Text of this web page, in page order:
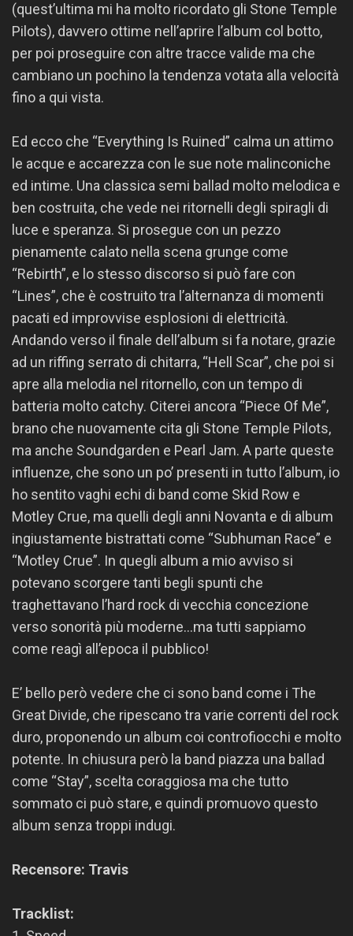
(quest’ultima mi ha molto ricordato gli Stone Temple
Pilots), davvero ottime nell’aprire l’album col botto,
per poi proseguire con altre tracce valide ma che
cambiano un pochino la tendenza votata alla velocità
fino a qui vista.
Ed ecco che “Everything Is Ruined” calma un attimo
le acque e accarezza con le sue note malinconiche
ed intime. Una classica semi ballad molto melodica e
ben costruita, che vede nei ritornelli degli spiragli di
luce e speranza. Si prosegue con un pezzo
pienamente calato nella scena grunge come
“Rebirth”, e lo stesso discorso si può fare con
“Lines”, che è costruito tra l’alternanza di momenti
pacati ed improvvise esplosioni di elettricità.
Andando verso il finale dell’album si fa notare, grazie
ad un riffing serrato di chitarra, “Hell Scar”, che poi si
apre alla melodia nel ritornello, con un tempo di
batteria molto catchy. Citerei ancora “Piece Of Me”,
brano che nuovamente cita gli Stone Temple Pilots,
ma anche Soundgarden e Pearl Jam. A parte queste
influenze, che sono un po’ presenti in tutto l’album, io
ho sentito vaghi echi di band come Skid Row e
Motley Crue, ma quelli degli anni Novanta e di album
ingiustamente bistrattati come “Subhuman Race” e
“Motley Crue”. In quegli album a mio avviso si
potevano scorgere tanti begli spunti che
traghettavano l’hard rock di vecchia concezione
verso sonorità più moderne…ma tutti sappiamo
come reagì all’epoca il pubblico!
E’ bello però vedere che ci sono band come i The
Great Divide, che ripescano tra varie correnti del rock
duro, proponendo un album coi controfiocchi e molto
potente. In chiusura però la band piazza una ballad
come “Stay”, scelta coraggiosa ma che tutto
sommato ci può stare, e quindi promuovo questo
album senza troppi indugi.
Recensore: Travis
Tracklist: